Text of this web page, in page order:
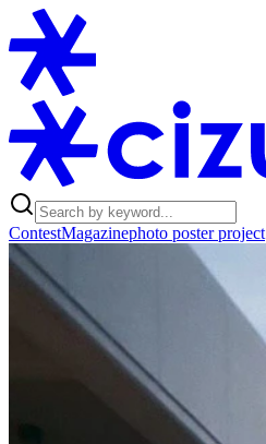
ContestMagazinephoto poster project